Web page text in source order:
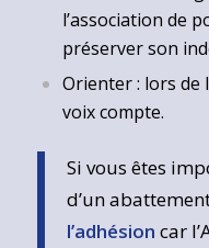
l’association de
préserver son
Orienter : lors de
voix compte.
Si vous êtes
d’un
l’adhésion car